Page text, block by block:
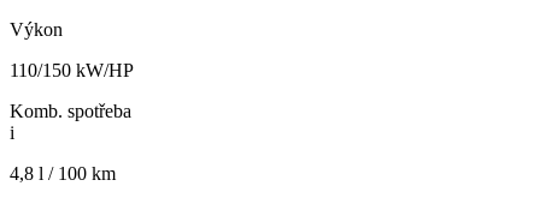
Výkon
110/150 kW/HP
Komb. spotřeba
i
4,8 l / 100 km